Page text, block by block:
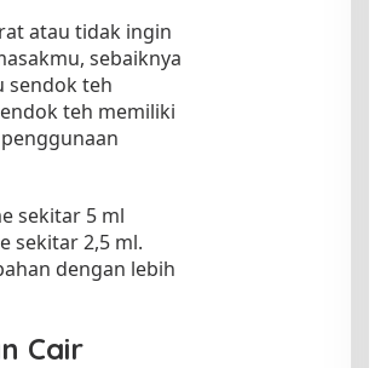
atau tidak ingin
sebaiknya
sendok teh
teh memiliki
sekitar 5 ml
sekitar 2,5 ml.
dengan lebih
Cair